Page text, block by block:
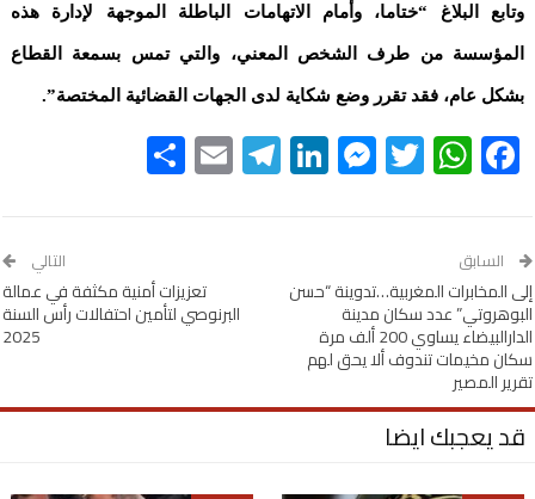
وتابع البلاغ “ختاما، وأمام الاتهامات الباطلة الموجهة لإدارة هذه
المؤسسة من طرف الشخص المعني، والتي تمس بسمعة القطاع
بشكل عام، فقد تقرر وضع شكاية لدى الجهات القضائية المختصة”.
Facebook
WhatsApp
Twitter
Messenger
LinkedIn
Telegram
Email
السابق
إلى المخابرات المغربية…تدوينة “حسن
البوهروتي” عدد سكان مدينة
الدارالبيضاء يساوي 200 ألف مرة
سكان مخيمات تندوف ألا يحق لهم
تقرير المصير
التالي
تعزيزات أمنية مكثفة في عمالة
البرنوصي لتأمين احتفالات رأس السنة
2025
قد يعجبك ايضا